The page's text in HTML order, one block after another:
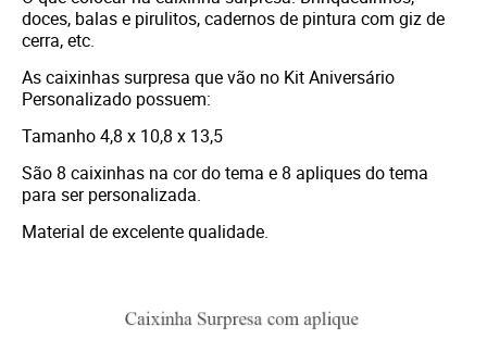
doces, balas e pirulitos, cadernos de pintura com giz de
cerra, etc.
As caixinhas surpresa que vão no Kit Aniversário
Personalizado possuem:
Tamanho 4,8 x 10,8 x 13,5
São 8 caixinhas na cor do tema e 8 apliques do tema
para ser personalizada.
Material de excelente qualidade.